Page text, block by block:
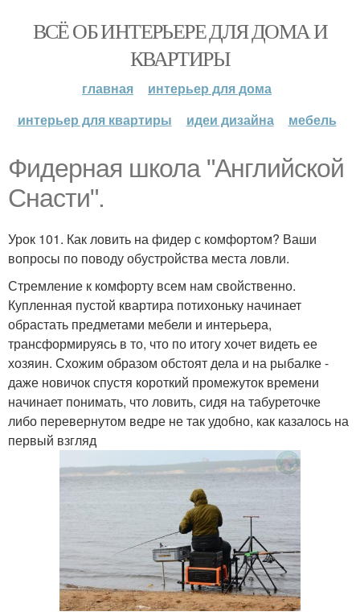
ВСЁ ОБ ИНТЕРЬЕРЕ ДЛЯ ДОМА И
КВАРТИРЫ
главная
интерьер для дома
интерьер для квартиры
идеи дизайна мебель
Фидерная школа "Английской
Снасти".
Урок 101. Как ловить на фидер с комфортом? Ваши
вопросы по поводу обустройства места ловли.
Стремление к комфорту всем нам свойственно.
Купленная пустой квартира потихоньку начинает
обрастать предметами мебели и интерьера,
трансформируясь в то, что по итогу хочет видеть ее
хозяин. Схожим образом обстоят дела и на рыбалке -
даже новичок спустя короткий промежуток времени
начинает понимать, что ловить, сидя на табуреточке
либо перевернутом ведре не так удобно, как казалось на
первый взгляд